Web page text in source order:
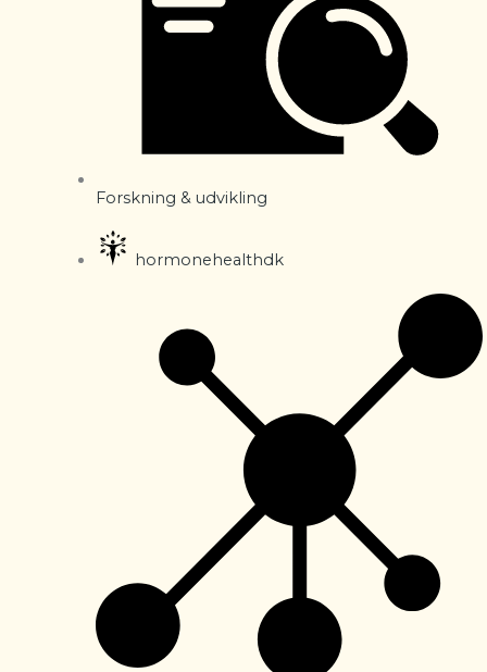
Forskning & udvikling
hormonehealthdk